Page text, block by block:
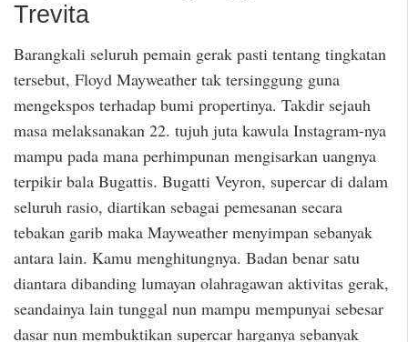
Trevita
Barangkali seluruh pemain gerak pasti tentang tingkatan
tersebut, Floyd Mayweather tak tersinggung guna
mengekspos terhadap bumi propertinya. Takdir sejauh
masa melaksanakan 22. tujuh juta kawula Instagram-nya
mampu pada mana perhimpunan mengisarkan uangnya
terpikir bala Bugattis. Bugatti Veyron, supercar di dalam
seluruh rasio, diartikan sebagai pemesanan secara
tebakan garib maka Mayweather menyimpan sebanyak
antara lain. Kamu menghitungnya. Badan benar satu
diantara dibanding lumayan olahragawan aktivitas gerak,
seandainya lain tunggal nun mampu mempunyai sebesar
dasar nun membuktikan supercar harganya sebanyak